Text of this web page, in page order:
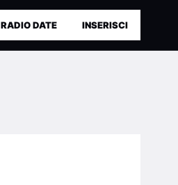
RADIO DATE INSERISCI